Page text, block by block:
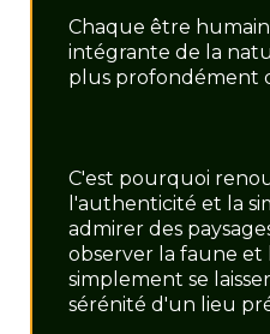
Chaque être
intégrante de la
plus profondément
C'est pourquoi
l'authenticité et la
admirer des
observer la faune et
simplement se
sérénité d'un lieu